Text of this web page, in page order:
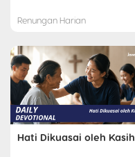
Renungan Harian
Hati Dikuasai oleh Kasih